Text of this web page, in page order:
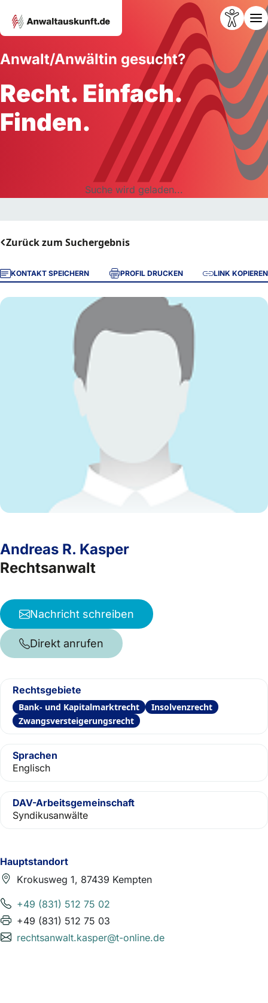
Anwalt/Anwältin gesucht?
Recht. Einfach.
Finden.
Suche wird geladen...
Zurück zum Suchergebnis
KONTAKT SPEICHERN PROFIL DRUCKEN LINK KOPIEREN
Hauptstandort
Krokusweg 1, 87439 Kempten
+49 (831) 512 75 02
+49 (831) 512 75 03
rechtsanwalt.kasper@t-online.de
Andreas R. Kasper
Rechtsanwalt
Nachricht schreiben
Direkt anrufen
Rechtsgebiete
Bank- und Kapitalmarktrecht
Insolvenzrecht
Zwangsversteigerungsrecht
Sprachen
Englisch
DAV-Arbeitsgemeinschaft
Syndikusanwälte